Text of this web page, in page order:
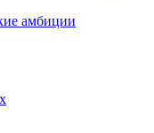
амбиции